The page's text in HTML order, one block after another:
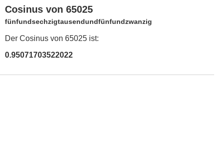
Cosinus von 65025
fünfundsechzigtausendundfünfundzwanzig
Der Cosinus von 65025 ist:
0.95071703522022